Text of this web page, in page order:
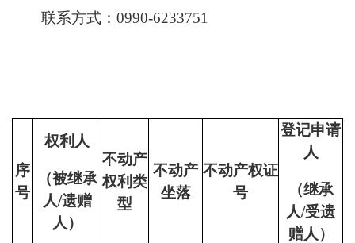
联系方式：0990-6233751
序
号
权利人
（被继承
人/遗赠
人）
不动产
权利类
型
不动产
坐落
不动产权证
号
登记申请
人
（继承
人/受遗
赠人）